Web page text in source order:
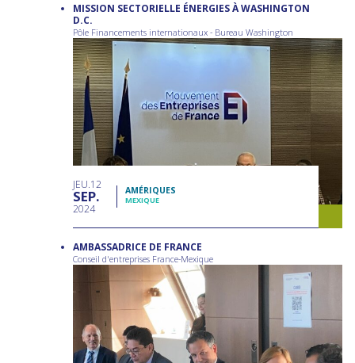
MISSION SECTORIELLE ÉNERGIES À WASHINGTON
D.C.
Pôle Financements internationaux - Bureau Washington
JEU 12
SEP
2024
AMÉRIQUES
MEXIQUE
AMBASSADRICE DE FRANCE
Conseil d'entreprises France-Mexique